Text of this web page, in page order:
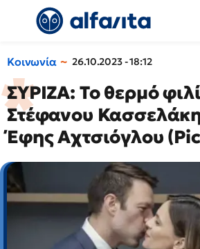
Κοινωνία 26.10.2023 - 18:12
ΣΥΡΙΖΑ: Το θερμό
Στέφανου
Έφης Αχτσιόγλου